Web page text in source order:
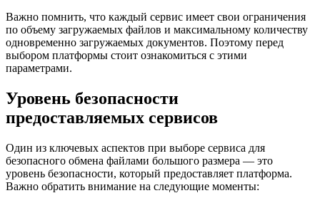
Важно помнить, что каждый сервис имеет свои ограничения
по объему загружаемых файлов и максимальному количеству
одновременно загружаемых документов. Поэтому перед
выбором платформы стоит ознакомиться с этими
параметрами.
Уровень безопасности
предоставляемых сервисов
Один из ключевых аспектов при выборе сервиса для
безопасного обмена файлами большого размера — это
уровень безопасности, который предоставляет платформа.
Важно обратить внимание на следующие моменты: